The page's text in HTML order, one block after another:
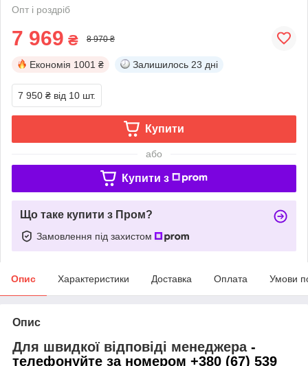
Опт і роздріб
7 969 ₴ 8 970 ₴
Економія 1001 ₴ Залишилось 23 дні
7 950 ₴ від 10 шт.
Купити
або
Купити з
Що таке купити з Пром?
Замовлення під захистом
Опис Характеристики Доставка Оплата Умови
Опис
Для швидкої відповіді менеджера -
телефонуйте за номером +380 (67) 539